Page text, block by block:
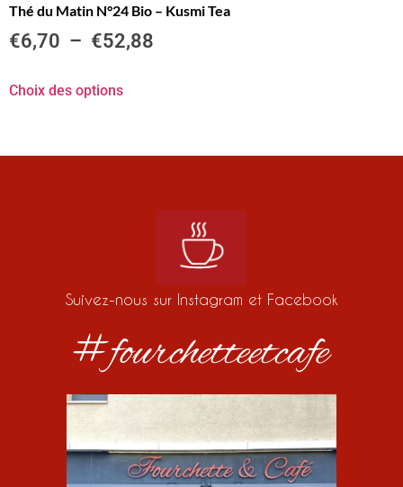
Thé du Matin N°24 Bio – Kusmi Tea
€6,70 – €52,88
Choix des options
Suivez-nous sur Instagram et Facebook
#fourchetteetcafe